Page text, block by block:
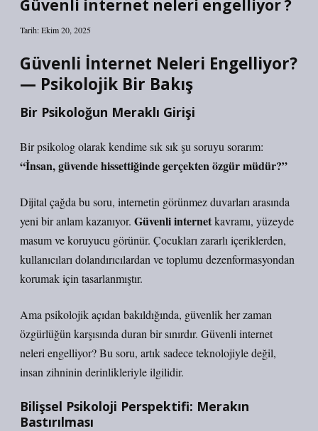
Güvenli internet neleri engelliyor ?
Tarih: Ekim 20, 2025
Güvenli İnternet Neleri Engelliyor?
— Psikolojik Bir Bakış
Bir Psikoloğun Meraklı Girişi
Bir psikolog olarak kendime sık sık şu soruyu sorarım:
“İnsan, güvende hissettiğinde gerçekten özgür müdür?”
Dijital çağda bu soru, internetin görünmez duvarları arasında
yeni bir anlam kazanıyor. Güvenli internetkavramı, yüzeyde
masum ve koruyucu görünür. Çocukları zararlı içeriklerden,
kullanıcıları dolandırıcılardan ve toplumu dezenformasyondan
korumak için tasarlanmıştır.
Ama psikolojik açıdan bakıldığında, güvenlik her zaman
özgürlüğün karşısında duran bir sınırdır. Güvenli internet
neleri engelliyor?Bu soru, artık sadece teknolojiyle değil,
insan zihninin derinlikleriyle ilgilidir.
Bilişsel Psikoloji Perspektifi: Merakın
Bastırılması